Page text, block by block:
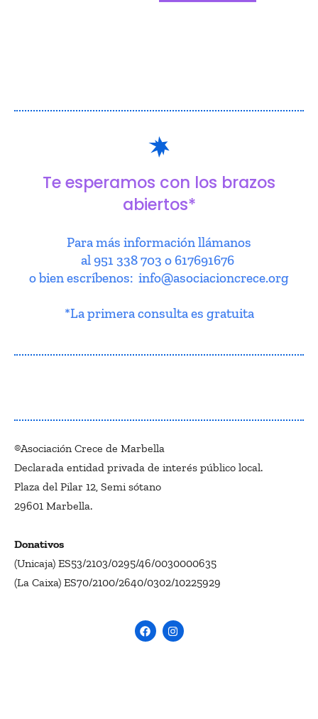
Te esperamos con los brazos
abiertos*
Para más información llámanos
al 951 338 703 o 617691676
o bien escríbenos: info@asociacioncrece.org
*La primera consulta es gratuita
®Asociación Crece de Marbella
Declarada entidad privada de interés público local.
Plaza del Pilar 12, Semi sótano
29601 Marbella.
Donativos
(Unicaja) ES53/2103/0295/46/0030000635
(La Caixa) ES70/2100/2640/0302/10225929